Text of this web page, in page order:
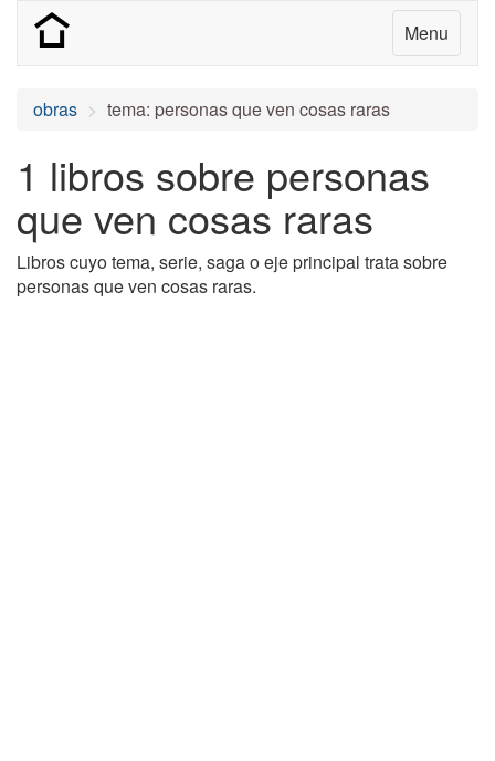
Menu
obras tema: personas que ven cosas raras
1 libros sobre personas
que ven cosas raras
Libros cuyo tema, serie, saga o eje principal trata sobre
personas que ven cosas raras.